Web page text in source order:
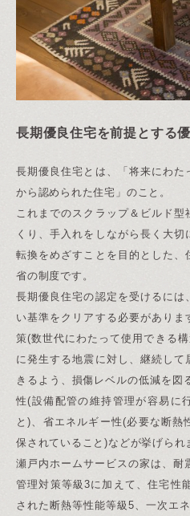
長期優良住宅を前提とする
長期優良住宅とは、「将来にわた
から認められた住宅」のこと。
これまでのスクラップ＆ビルド
くり、手入れをしながら長く大
転換をめざすことを目的とした、
省の制度です。
長期優良住宅の認定を受けるには
い基準をクリアする必要があり
策(数世代にわたって使用できる
に発生する地震に対し、継続し
きるよう、損傷レベルの低減を図
性(設備配管の維持管理が容易に
と)、省エネルギー性(必要な断熱
保されていること)などが挙げられ
瀬戸内ホームサービスの家は、耐
管理対策等級3に加えて、住宅性
された断熱等性能等級5、一次エ